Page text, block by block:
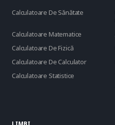
Calculatoare De Sănătate
Calculatoare Matematice
Calculatoare De Fizică
Calculatoare De Calculator
Calculatoare Statistice